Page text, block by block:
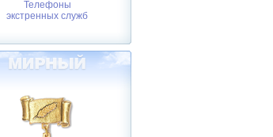
Телефоны
экстренных служб